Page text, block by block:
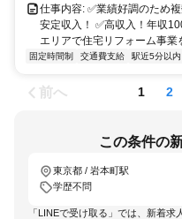
仕事内容: ✅業績好調のため
安定収入！ ✅高収入！年収
エリアで住宅リフォーム事業
固定時間制 交通費支給 駅近5分以内
前へ 1 2
この条件の
東京都 / 岩本町駅
学歴不問
「LINEで受け取る」では、新着